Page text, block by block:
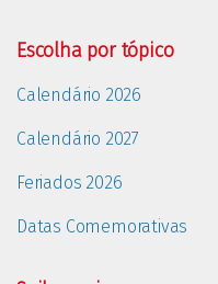
Escolha por tópico
Calendário 2026
Calendário 2027
Feriados 2026
Datas Comemorativas